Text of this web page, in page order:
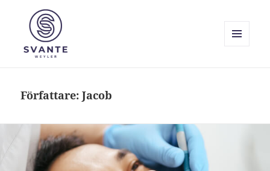
Författare:Jacob